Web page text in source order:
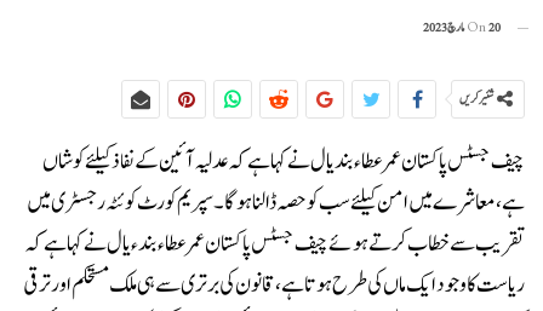
On20 مارچ 2023
شئیر کریں
چیف جسٹس پاکستان عمرعطاء بندیال نے کہا ہے کہ عدلیہ آئین کے نفاذ کیلئے کوشاں
ہے، معاشرے میں امن کیلئے سب کو حصہ ڈالنا ہو گا۔سپریم کورٹ کوئٹہ رجسٹری میں
تقریب سے خطاب کرتے ہوئے چیف جسٹس پاکستان عمر عطاء بندءیال نے کہا ہے کہ
ریاست کا وجود ایک ماں کی طرح ہوتا ہے، قانون کی برتری سے ہی ملک مستحکم اور ترقی